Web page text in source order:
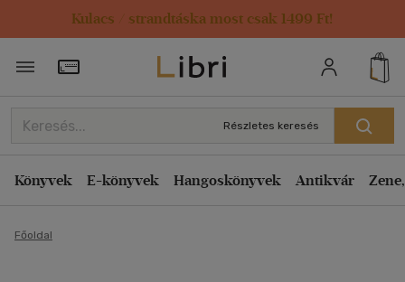
Kulacs / strandtáska most csak 1499 Ft!
Törzsvásárlói Kártya adatai
Részletes keresés
Könyvek E-könyvek Hangoskönyvek Antikvár
Főoldal